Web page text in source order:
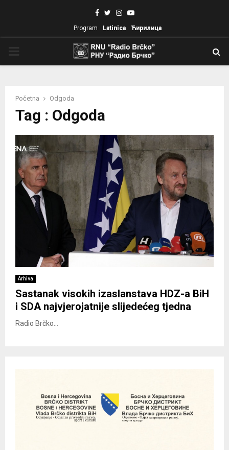
Facebook
TwitterInstagram
Youtube
Program Latinica Ћирилица
Početna Odgoda
Tag : Odgoda
Arhiva
Sastanak visokih izaslanstava HDZ-a BiH
i SDA najvjerojatnije slijedećeg tjedna
Radio Brčko...